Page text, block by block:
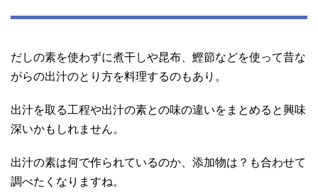
だしの素を使わずに煮干しや昆布、鰹節などを使って昔な
がらの出汁のとり方を料理するのもあり。
出汁を取る工程や出汁の素との味の違いをまとめると興味
深いかもしれません。
出汁の素は何で作られているのか、添加物は？も合わせて
調べたくなりますね。